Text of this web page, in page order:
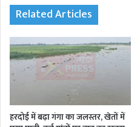
Related Articles
हरदोई में बढ़ा गंगा का जलस्तर, खेतों में